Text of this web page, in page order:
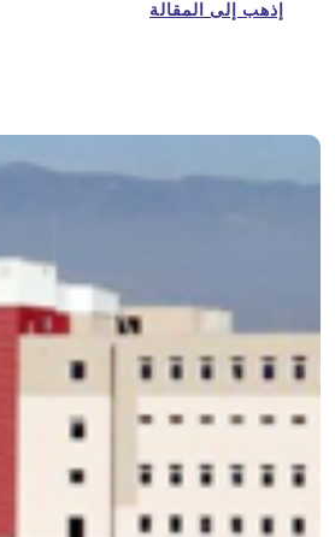
إذهب إلى المقالة